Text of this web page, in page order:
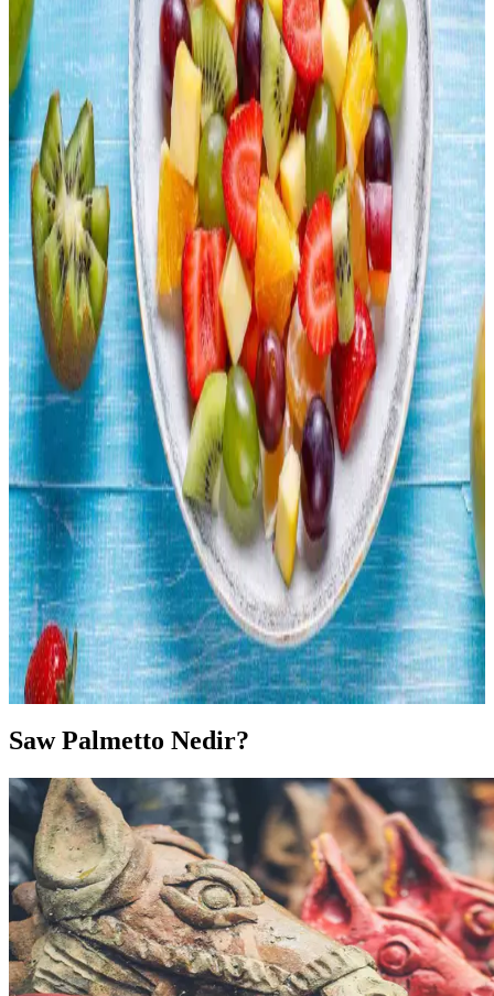
seçenekler sunar.
Çin Büfelerinde Sağlıklı Beslenme: Porsiyon Dengesi
ve Düşük Sodyumlu Seçenekler
Çin büfelerinde sağlıklı beslenmek için porsiyon kontrolü, sebze
tüketimini artırmak ve kızartılmış yiyeceklerden kaçınmak önemlidir.
Düşük sodyumlu soslar tercih edilmeli, protein çeşitliliğine dikkat
edilmelidir.
Uygun Fiyatlı Ev Yapımı Risotto: Basit Malzemelerle
Ekonomik ve Lezzetli Yemek
Basit malzemelerle hazırlanan ev yapımı risotto, ekonomik zorluklar
yaşayanlar için besleyici ve doyurucu bir alternatif sunar. Tarif, sabır
ve dikkat gerektirir, lezzeti artırmak için çeşitli öneriler içerir.
Rotisserie Tavukların Ekonomisi: Zaman ve Maliyet
Tasarrufu Sağlayan Seçenekler
Rotisserie tavuklar, marketlerde çiğ tavuklara kıyasla daha uygun
fiyatlı ve pratik bir seçenek sunar. Kalite ve sağlık açısından evde
yetiştirilen tavuklar farklılık gösterirken, tüketiciler bütçe ve
tercihlerine göre seçim yapar.
Meyve Tüketimini Artırmak İçin Pratik Yöntemler
ve Saklama Teknikleri
Meyve tüketimini artırmak için pratik saklama ve hazırlama
yöntemleri, düzenli tüketim alışkanlıkları ve çeşitli sunum teknikleri
ele alınmaktadır. Bu yöntemler israfı önler ve sağlıklı beslenmeyi
destekler.
Saw Palmetto Nedir?